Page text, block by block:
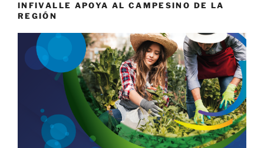
INFIVALLE APOYA AL CAMPESINO DE LA
REGIÓN